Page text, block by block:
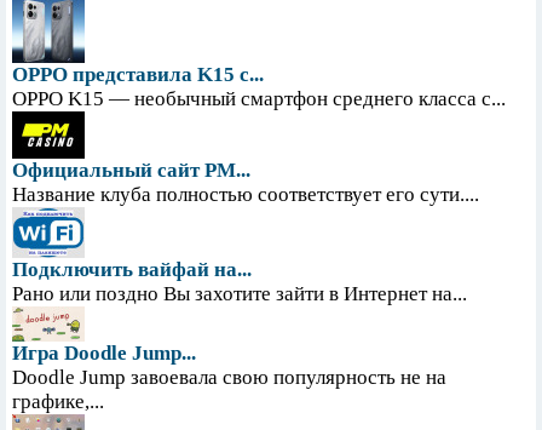
OPPO представила K15 с...
OPPO K15 — необычный смартфон среднего класса с...
Официальный сайт PM...
Название клуба полностью соответствует его сути....
Подключить вайфай на...
Рано или поздно Вы захотите зайти в Интернет на...
Игра Doodle Jump...
Doodle Jump завоевала свою популярность не на
графике,...